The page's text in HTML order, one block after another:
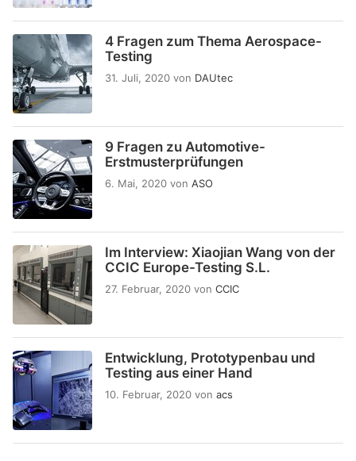
4 Fragen zum Thema Aerospace-
Testing
31. Juli, 2020 von DAUtec
9 Fragen zu Automotive-
Erstmusterprüfungen
6. Mai, 2020 von ASO
Im Interview: Xiaojian Wang von der
CCIC Europe-Testing S.L.
27. Februar, 2020 von CCIC
Entwicklung, Prototypenbau und
Testing aus einer Hand
10. Februar, 2020 von acs